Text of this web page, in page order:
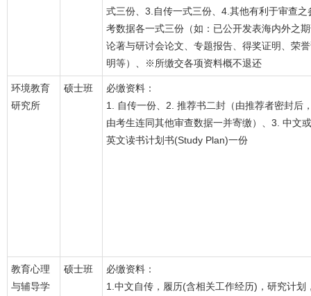
式三份、3.自传一式三份、4.其他有利于审查之
考数据各一式三份（如：已公开发表海内外之
论著与研讨会论文、专题报告、得奖证明、荣
明等）、※所缴交各项资料概不退还
环境教育
研究所
硕士班
必缴资料：
1. 自传一份、2. 推荐书二封（由推荐者密封后
由考生连同其他审查数据一并寄缴）、3. 中文或
英文读书计划书(Study Plan)一份
教育心理
与辅导学
硕士班
必缴资料：
1.中文自传，履历(含相关工作经历)，研究计划